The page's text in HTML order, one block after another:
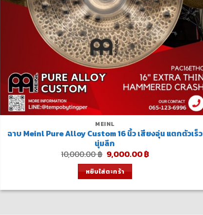
MEINL
ฉาบ Meinl Pure Alloy Custom 16 นิ้ว เสียงอุ่น แตกตัวเร็ว
นุ่มลึก
10,000.00฿ Original
price
was:
10,000.00 ฿.
9,000.00฿Current
หยิบใส่ตะกร้า